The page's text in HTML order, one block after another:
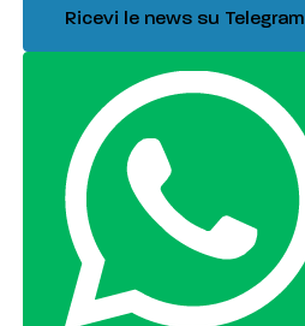
Ricevi le news su Telegram